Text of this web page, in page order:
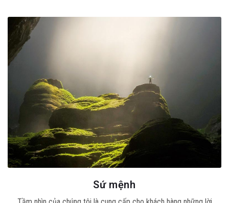
Sứ mệnh